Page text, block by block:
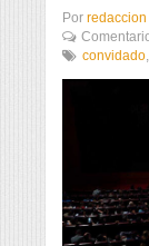
Por redaccion
convidado,